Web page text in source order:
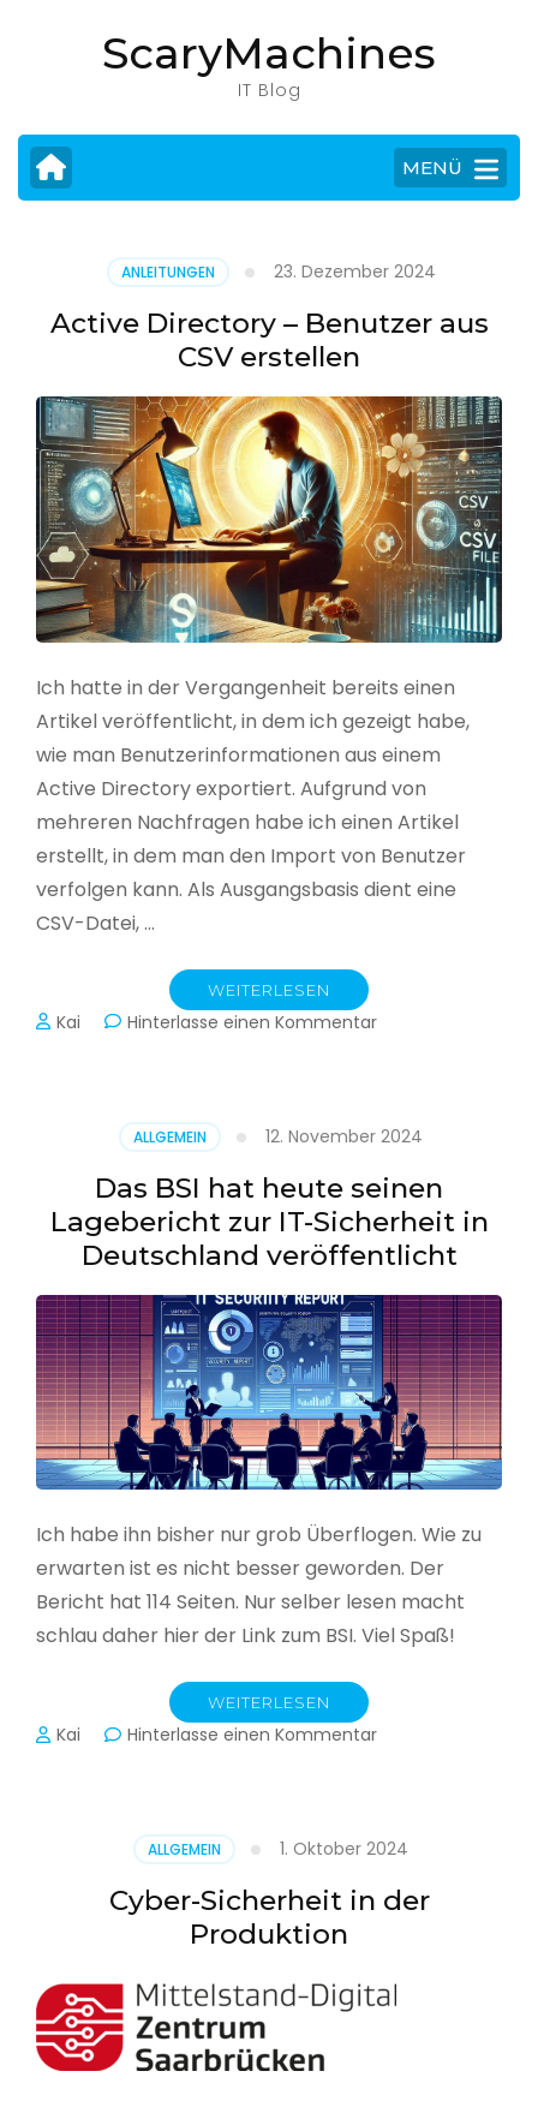
drücken)
ScaryMachines
IT Blog
MENÜ
ANLEITUNGEN 23. Dezember 2024
Active Directory – Benutzer aus
CSV erstellen
Ich hatte in der Vergangenheit bereits einen
Artikel veröffentlicht, in dem ich gezeigt habe,
wie man Benutzerinformationen aus einem
Active Directory exportiert. Aufgrund von
mehreren Nachfragen habe ich einen Artikel
erstellt, in dem man den Import von Benutzer
verfolgen kann. Als Ausgangsbasis dient eine
CSV-Datei, …
WEITERLESEN
Kai Hinterlasse einen Kommentarzu
aus
CSV
erstellen
ALLGEMEIN 12. November 2024
Das BSI hat heute seinen
Lagebericht zur IT-Sicherheit in
Deutschland veröffentlicht
Ich habe ihn bisher nur grob Überflogen. Wie zu
erwarten ist es nicht besser geworden. Der
Bericht hat 114 Seiten. Nur selber lesen macht
schlau daher hier der Link zum BSI. Viel Spaß!
WEITERLESEN
Kai Hinterlasse einen Kommentarzu
seinen
Lagebericht
zur
in
Deutschland
ALLGEMEIN 1. Oktober 2024
Cyber-Sicherheit in der
Produktion